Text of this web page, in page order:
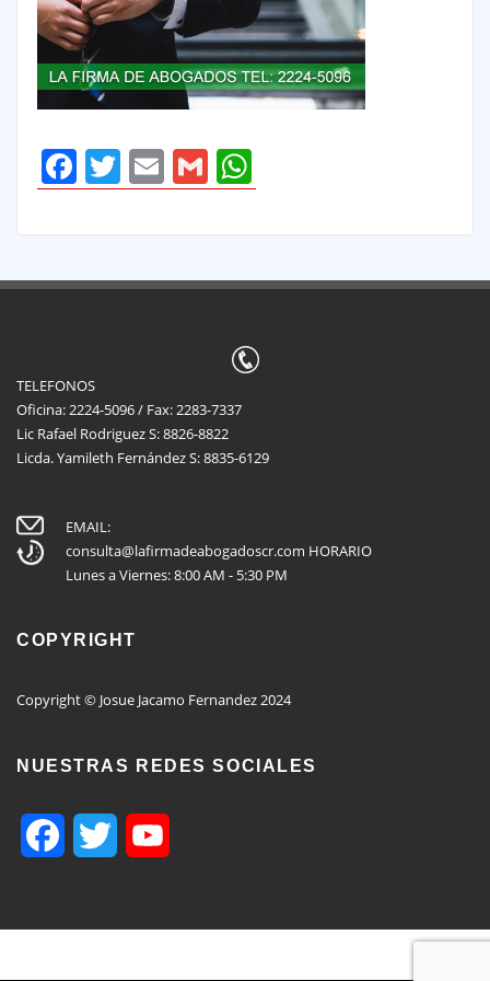
Facebook
Twitter
Email
GmailWhatsApp
TELEFONOS
Oficina: 2224-5096 / Fax: 2283-7337
Lic Rafael Rodriguez S: 8826-8822
Licda. Yamileth Fernández S: 8835-6129
EMAIL:
consulta@lafirmadeabogadoscr.com HORARIO
Lunes a Viernes: 8:00 AM - 5:30 PM
COPYRIGHT
Copyright © Josue Jacamo Fernandez 2024
NUESTRAS REDES SOCIALES
FacebookTwitter